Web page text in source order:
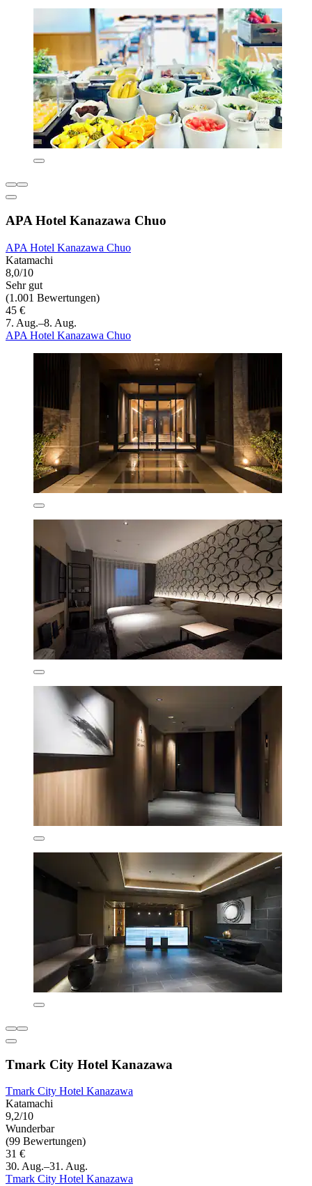
APA Hotel Kanazawa Chuo
APA Hotel Kanazawa Chuo
Katamachi
8,0/10
Sehr gut
(1.001 Bewertungen)
45 €
7. Aug.–8. Aug.
APA Hotel Kanazawa Chuo
Tmark City Hotel Kanazawa
Tmark City Hotel Kanazawa
Katamachi
9,2/10
Wunderbar
(99 Bewertungen)
31 €
30. Aug.–31. Aug.
Tmark City Hotel Kanazawa